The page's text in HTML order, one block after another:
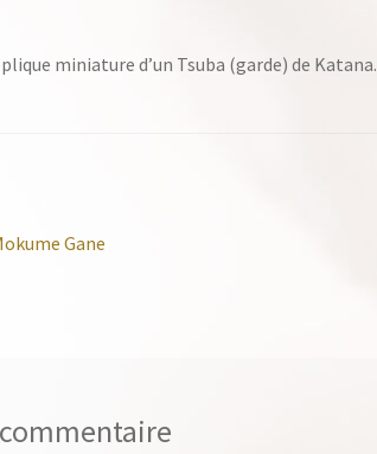
miniature d’un Tsuba (garde) de Katana.
Gane